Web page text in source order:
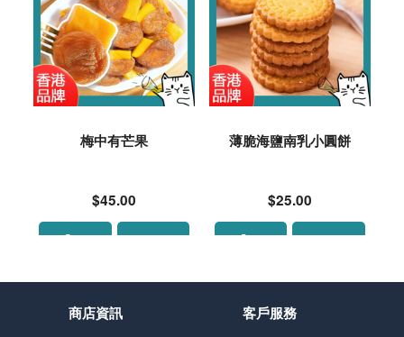
梅中有芒果
$45.00
薄脆海鹽南乳小圓餅
$25.00
商店資訊 客戶服務